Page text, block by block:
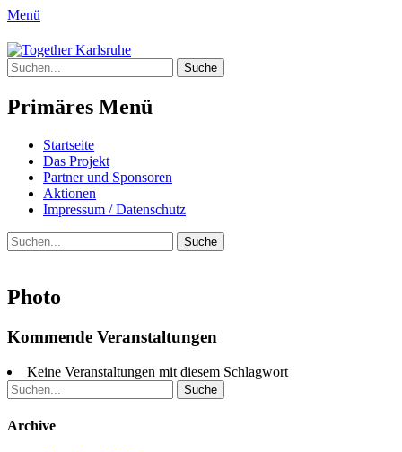
Menü
Together Karlsruhe
Integration von jungen Menschen mit
Fluchterfahrung und
Migrationshintergrund
Suche
nach:
Primäres Menü
Springe
zum
Inhalt
Startseite
Das Projekt
Partner und Sponsoren
Aktionen
Impressum / Datenschutz
Suchen
Suche
nach:
Photo
Kommende Veranstaltungen
Keine Veranstaltungen mit diesem Schlagwort
Suche
nach:
Archive